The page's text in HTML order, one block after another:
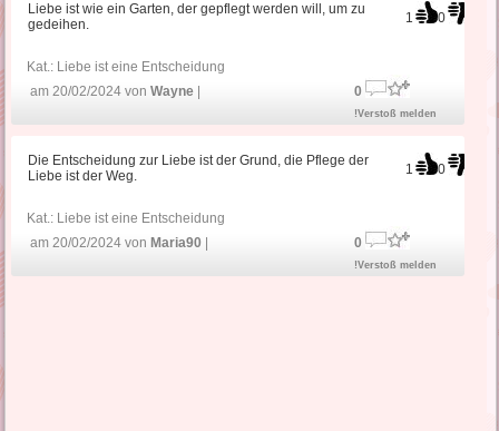
1 0
Liebe ist wie ein Garten, der gepflegt werden will, um zu
gedeihen.
Kat.: Liebe ist eine Entscheidung
am 20/02/2024 vonWayne 0
!Verstoß melden
1 0
Die Entscheidung zur Liebe ist der Grund, die Pflege der
Liebe ist der Weg.
Kat.: Liebe ist eine Entscheidung
am 20/02/2024 von Maria90 0
!Verstoß melden